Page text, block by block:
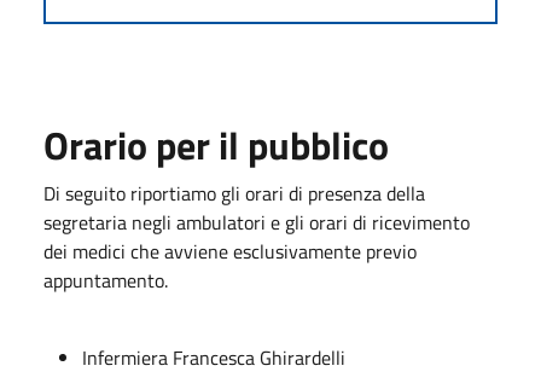
Orario per il pubblico
Di seguito riportiamo gli orari di presenza della
segretaria negli ambulatori e gli orari di ricevimento
dei medici che avviene esclusivamente previo
appuntamento.
Infermiera Francesca Ghirardelli